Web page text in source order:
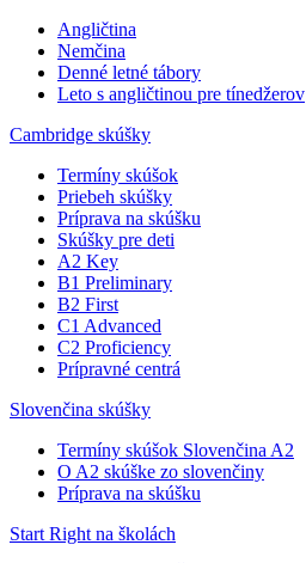
Angličtina
Nemčina
Denné letné tábory
Leto s angličtinou pre tínedžerov
Cambridge skúšky
Termíny skúšok
Priebeh skúšky
Príprava na skúšku
Skúšky pre deti
A2 Key
B1 Preliminary
B2 First
C1 Advanced
C2 Proficiency
Prípravné centrá
Slovenčina skúšky
Termíny skúšok Slovenčina A2
O A2 skúške zo slovenčiny
Príprava na skúšku
Start Right na školách